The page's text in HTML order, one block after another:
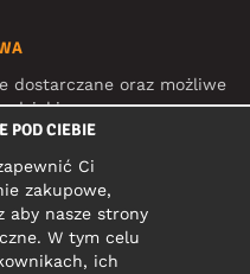
dostarczane oraz możliwe
dzięki:
POD CIEBIE
Ci
zakupowe,
aby nasze strony
W tym celu
ich